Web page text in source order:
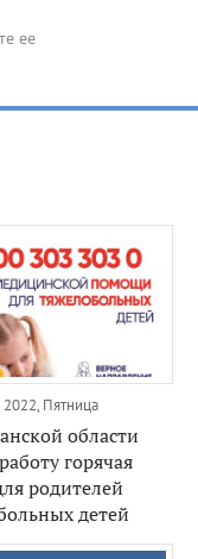
Пятница
области
горячая
родителей
детей